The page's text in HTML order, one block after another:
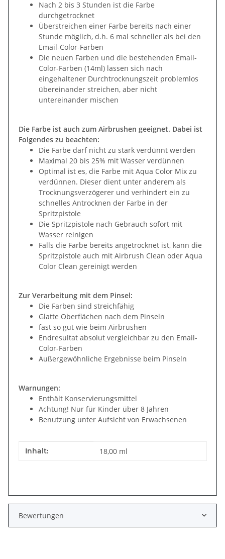
Nach 2 bis 3 Stunden ist die Farbe
durchgetrocknet
Überstreichen einer Farbe bereits nach einer
Stunde möglich, d.h. 6 mal schneller als bei den
Email-Color-Farben
Die neuen Farben und die bestehenden Email-
Color-Farben (14ml) lassen sich nach
eingehaltener Durchtrocknungszeit problemlos
übereinander streichen, aber nicht
untereinander mischen
Die Farbe ist auch zum Airbrushen geeignet. Dabei ist
Folgendes zu beachten:
Die Farbe darf nicht zu stark verdünnt werden
Maximal 20 bis 25% mit Wasser verdünnen
Optimal ist es, die Farbe mit Aqua Color Mix zu
verdünnen. Dieser dient unter anderem als
Trocknungsverzögerer und verhindert ein zu
schnelles Antrocknen der Farbe in der
Spritzpistole
Die Spritzpistole nach Gebrauch sofort mit
Wasser reinigen
Falls die Farbe bereits angetrocknet ist, kann die
Spritzpistole auch mit Airbrush Clean oder Aqua
Color Clean gereinigt werden
Zur Verarbeitung mit dem Pinsel:
Die Farben sind streichfähig
Glatte Oberflächen nach dem Pinseln
fast so gut wie beim Airbrushen
Endresultat absolut vergleichbar zu den Email-
Color-Farben
Außergewöhnliche Ergebnisse beim Pinseln
Warnungen:
Enthält Konservierungsmittel
Achtung! Nur für Kinder über 8 Jahren
Benutzung unter Aufsicht von Erwachsenen
Produkteigenschaft
Wert
Inhalt: 18,00 ml
Bewertungen